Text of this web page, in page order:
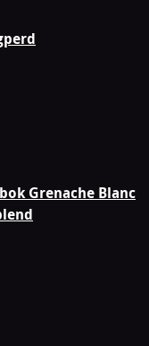
Grenache Blanc